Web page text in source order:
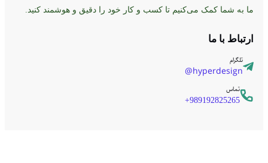
ما به شما کمک می‌کنیم تا کسب و کار خود را دقیق و هوشمند کنید.
ارتباط با ما
تلگرام
hyperdesign@
تماس
989192825265+